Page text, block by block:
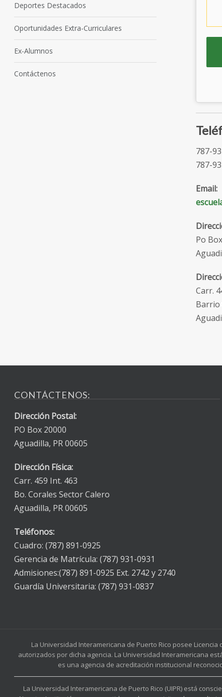
787-
787-
Email:
Po
Carr.
Barrio
Deportes Destacados
Oportunidades Extra-Curriculares
Ex-Alumnos
Contáctenos
CONTÁCTENOS:
Dirección Postal:
PO Box 20000
Aguadilla, PR 00605
Dirección Física:
Carr. 459 Int. 463
Bo. Corales Sector Calero
Aguadilla, PR 00605
Teléfonos:
Cuadro: (787) 891-0925
Gerencia de Matrícula: (787) 931-0931
Admisiones:(787) 891-0925 Ext. 2742 y 2740
Guardía Universitaria: (787) 931-0837
La Universidad Interamericana de Puerto Rico posee
autorizados por dicha agencia. La Universidad Interamericana
es una agencia de acreditación institucional
La Universidad Interamericana de Puerto Rico (UIPR) está